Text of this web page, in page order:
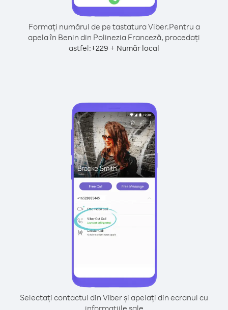
Formați numărul de pe tastatura Viber.Pentru a
apela în Benin din Polinezia Franceză, procedați
astfel:+229 + Număr local
Selectați contactul din Viber și apelați din ecranul cu
informațiile sale